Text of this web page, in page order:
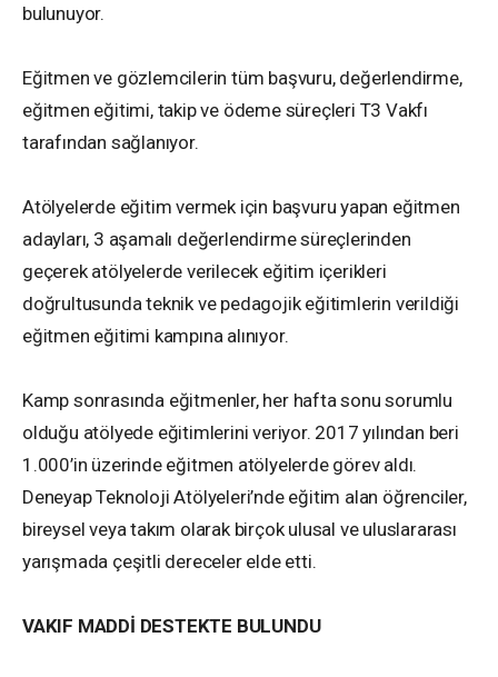
bulunuyor.
Eğitmen ve gözlemcilerin tüm başvuru, değerlendirme,
eğitmen eğitimi, takip ve ödeme süreçleri T3 Vakfı
tarafından sağlanıyor.
Atölyelerde eğitim vermek için başvuru yapan eğitmen
adayları, 3 aşamalı değerlendirme süreçlerinden
geçerek atölyelerde verilecek eğitim içerikleri
doğrultusunda teknik ve pedagojik eğitimlerin verildiği
eğitmen eğitimi kampına alınıyor.
Kamp sonrasında eğitmenler, her hafta sonu sorumlu
olduğu atölyede eğitimlerini veriyor. 2017 yılından beri
1.000’in üzerinde eğitmen atölyelerde görev aldı.
Deneyap Teknoloji Atölyeleri’nde eğitim alan öğrenciler,
bireysel veya takım olarak birçok ulusal ve uluslararası
yarışmada çeşitli dereceler elde etti.
VAKIF MADDİ DESTEKTE BULUNDU